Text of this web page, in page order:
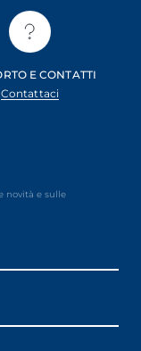
E CONTATTI
Contattaci
novità e sulle